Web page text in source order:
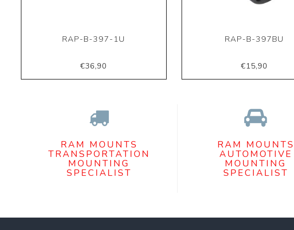
RAP-B-397-1U
€36,90
RAP-B-397BU
€15,90
RAM MOUNTS
TRANSPORTATION
MOUNTING
SPECIALIST
RAM MOUNTS
AUTOMOTIVE
MOUNTING
SPECIALIST